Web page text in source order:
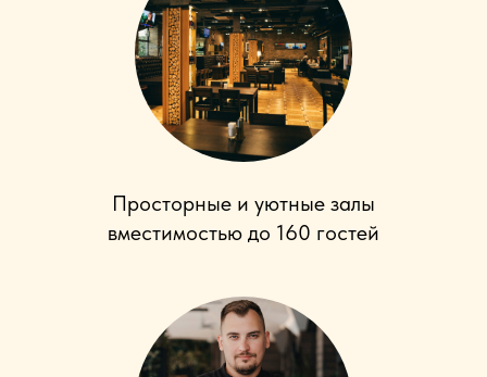
Просторные и уютные залы
вместимостью до 160 гостей